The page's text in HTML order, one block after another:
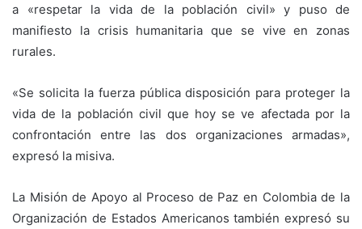
a «respetar la vida de la población civil» y puso de
manifiesto la crisis humanitaria que se vive en zonas
rurales.
«Se solicita la fuerza pública disposición para proteger la
vida de la población civil que hoy se ve afectada por la
confrontación entre las dos organizaciones armadas»,
expresó la misiva.
La Misión de Apoyo al Proceso de Paz en Colombia de la
Organización de Estados Americanos también expresó su